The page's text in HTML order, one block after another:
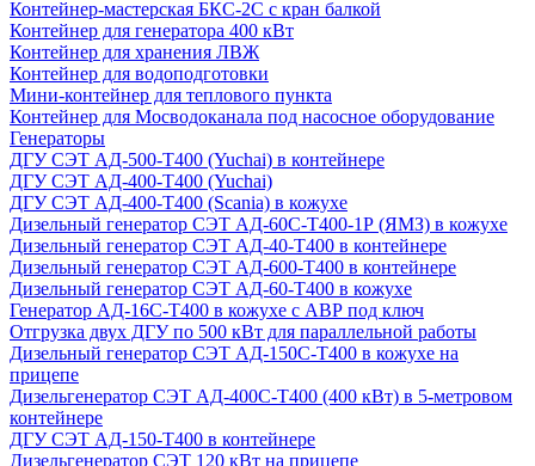
Контейнер-мастерская БКС-2С с кран балкой
Контейнер для генератора 400 кВт
Контейнер для хранения ЛВЖ
Контейнер для водоподготовки
Мини-контейнер для теплового пункта
Контейнер для Мосводоканала под насосное оборудование
Генераторы
ДГУ СЭТ АД-500-Т400 (Yuchai) в контейнере
ДГУ СЭТ АД-400-Т400 (Yuchai)
ДГУ СЭТ АД-400-Т400 (Scania) в кожухе
Дизельный генератор СЭТ АД-60С-Т400-1Р (ЯМЗ) в кожухе
Дизельный генератор СЭТ АД-40-Т400 в контейнере
Дизельный генератор СЭТ АД-600-Т400 в контейнере
Дизельный генератор СЭТ АД-60-Т400 в кожухе
Генератор АД-16С-Т400 в кожухе с АВР под ключ
Отгрузка двух ДГУ по 500 кВт для параллельной работы
Дизельный генератор СЭТ АД-150С-Т400 в кожухе на
прицепе
Дизельгенератор СЭТ АД-400С-Т400 (400 кВт) в 5-метровом
контейнере
ДГУ СЭТ АД-150-Т400 в контейнере
Дизельгенератор СЭТ 120 кВт на прицепе